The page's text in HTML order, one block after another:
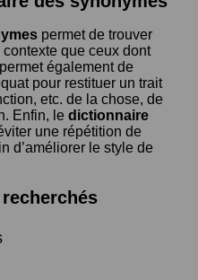
permet de trouver
que ceux dont
également de
pour restituer un trait
etc. de la chose, de
Enfin, le dictionnaire
une répétition de
d’améliorer le style de